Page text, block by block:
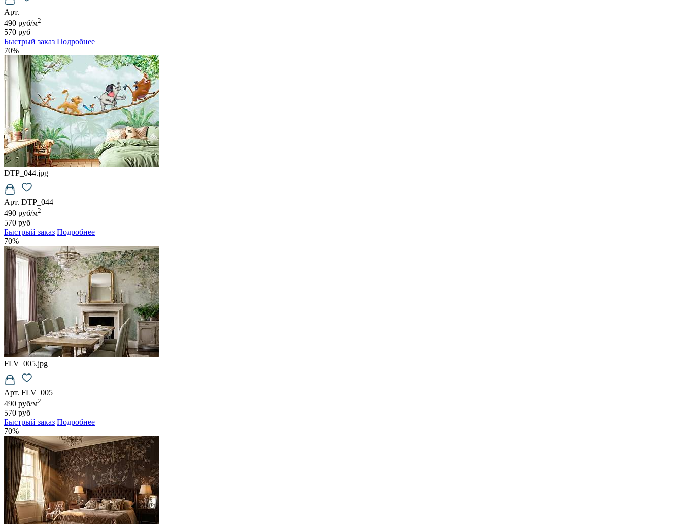
Арт.
490 руб/м2
570 руб
Быстрый заказ Подробнее
70%
DTP_044.jpg
Арт. DTP_044
490 руб/м2
570 руб
Быстрый заказ Подробнее
70%
FLV_005.jpg
Арт. FLV_005
490 руб/м2
570 руб
Быстрый заказ Подробнее
70%